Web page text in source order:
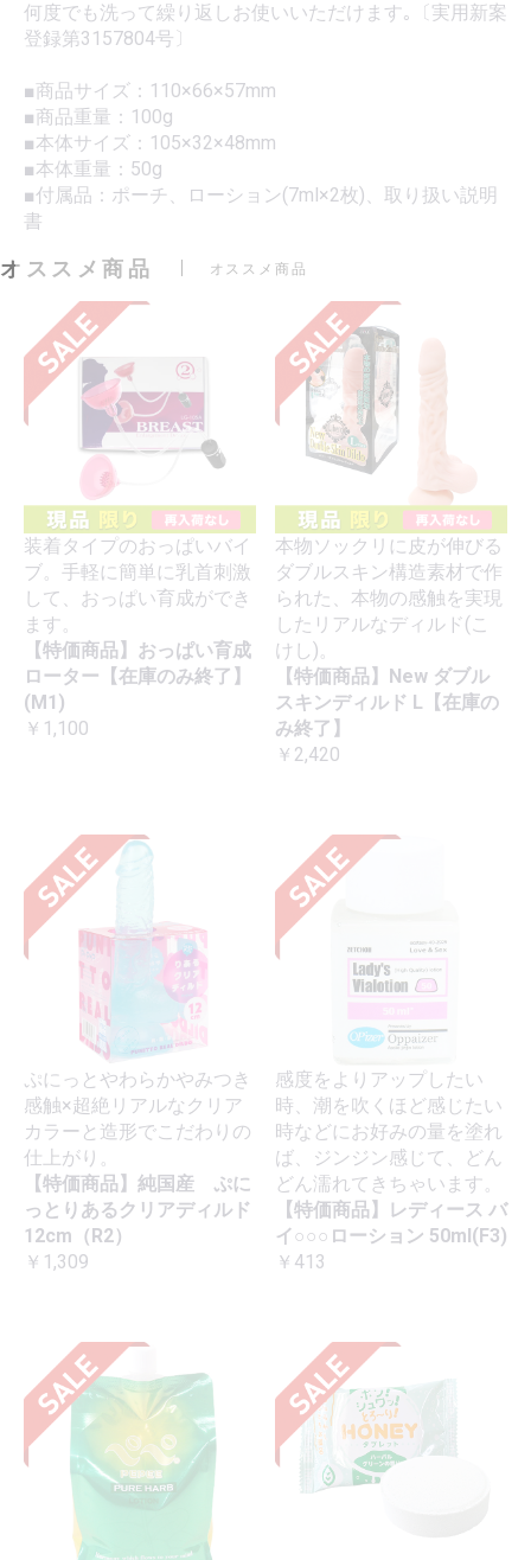
何度でも洗って繰り返しお使いいただけます｡〔実用新案
登録第3157804号〕
■商品サイズ：110×66×57mm
■商品重量：100g
■本体サイズ：105×32×48mm
■本体重量：50g
■付属品：ポーチ、ローション(7ml×2枚)、取り扱い説明
書
オススメ商品 オススメ商品
装着タイプのおっぱいバイ
ブ。手軽に簡単に乳首刺激
して、おっぱい育成ができ
ます。
【特価商品】おっぱい育成
ローター【在庫のみ終了】
(M1)
￥1,100
本物ソックリに皮が伸びる
ダブルスキン構造素材で作
られた、本物の感触を実現
したリアルなディルド(こ
けし)。
【特価商品】New ダブル
スキンディルド L【在庫の
み終了】
￥2,420
ぷにっとやわらかやみつき
感触×超絶リアルなクリア
カラーと造形でこだわりの
仕上がり。
【特価商品】純国産 ぷに
っとりあるクリアディルド
12cm（R2）
￥1,309
感度をよりアップしたい
時、潮を吹くほど感じたい
時などにお好みの量を塗れ
ば、ジンジン感じて、どん
どん濡れてきちゃいます。
【特価商品】レディース バ
イ○○○ローション 50ml(F3)
￥413